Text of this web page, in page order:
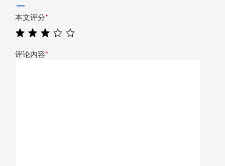
本文评分*
评论内容*